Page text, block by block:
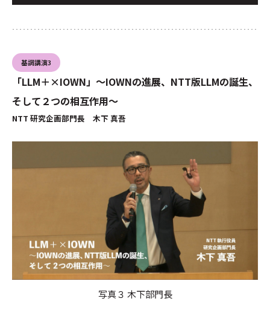
基調講演3
「LLM＋×IOWN」～IOWNの進展、NTT版LLMの誕生、
そして２つの相互作用～
NTT 研究企画部門長 木下 真吾
写真３ 木下部門長